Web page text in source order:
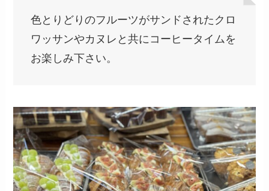
色とりどりのフルーツがサンドされたクロ
ワッサンやカヌレと共にコーヒータイムを
お楽しみ下さい。